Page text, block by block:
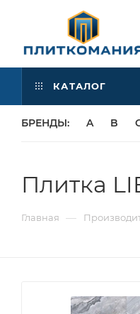
КАТАЛОГ
БРЕНДЫ: A B
Плитка
Главная —